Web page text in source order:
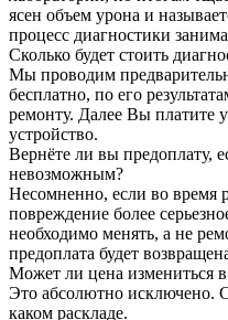
ясен объем урона и
процесс диагностики
Сколько будет стоить
Мы проводим
бесплатно, по его
ремонту. Далее Вы платите
устройство.
Вернёте ли вы предоплату,
невозможным?
Несомненно, если во время
повреждение более
необходимо менять, а не
предоплата будет
Может ли цена измениться
Это абсолютно исключено.
каком раскладе.